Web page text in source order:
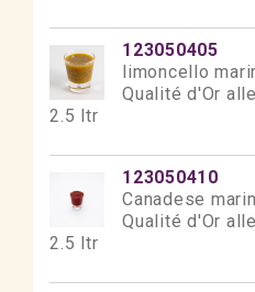
123050405
limoncello
Qualité d'Or
2.5 ltr
123050410
Canadese
Qualité d'Or
2.5 ltr